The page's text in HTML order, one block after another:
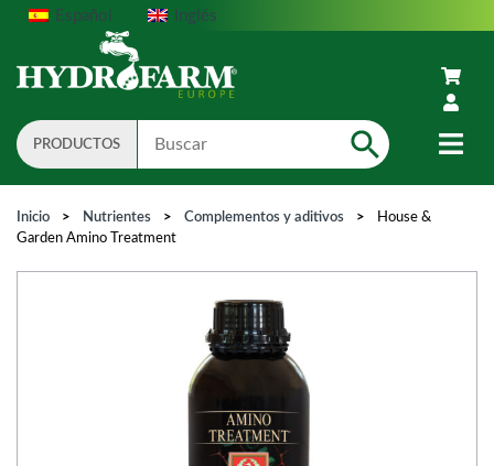
Español Inglés
Search
PRODUCTOS
Inicio > Nutrientes > Complementos y aditivos >
House &
Garden Amino Treatment